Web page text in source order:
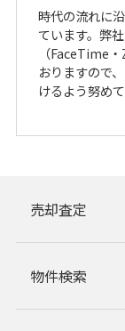
時代の流れに
ています。弊
（FaceTime
おりますので
けるよう努めて
売却査定
物件検索